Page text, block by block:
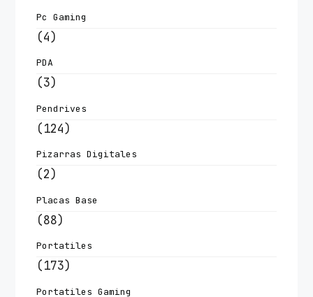
Pc Gaming
(4)
PDA
(3)
Pendrives
(124)
Pizarras Digitales
(2)
Placas Base
(88)
Portatiles
(173)
Portatiles Gaming